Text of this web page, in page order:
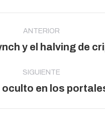
ANTERIOR
Publicación
y el halving de
SIGUIENTE
Publicación
oculto en los